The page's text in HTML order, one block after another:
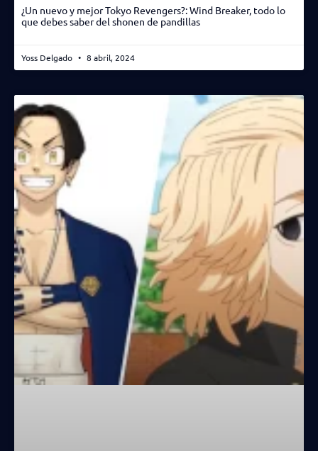
¿Un nuevo y mejor Tokyo Revengers?: Wind Breaker, todo lo
que debes saber del shonen de pandillas
Yoss Delgado 8 abril, 2024